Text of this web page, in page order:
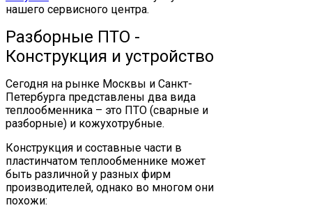
нашего сервисного центра.
Разборные ПТО -
Конструкция и устройство
Сегодня на рынке Москвы и Санкт-
Петербурга представлены два вида
теплообменника – это ПТО (сварные и
разборные) и кожухотрубные.
Конструкция и составные части в
пластинчатом теплообменнике может
быть различной у разных фирм
производителей, однако во многом они
похожи: